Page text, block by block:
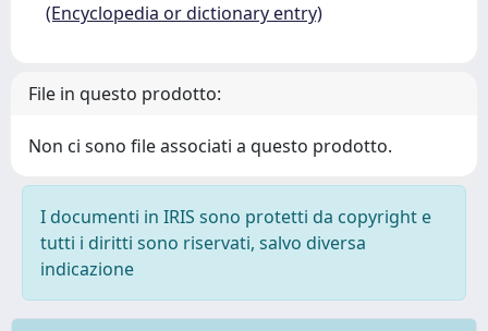
(Encyclopedia or dictionary entry)
File in questo prodotto:
Non ci sono file associati a questo prodotto.
I documenti in IRIS sono protetti da copyright e
tutti i diritti sono riservati, salvo diversa
indicazione